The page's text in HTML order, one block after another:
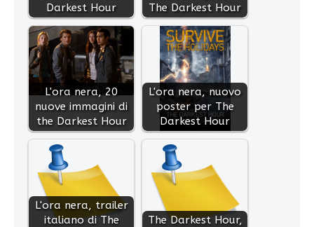
Darkest Hour
The Darkest Hour
L'ora nera, 20
nuove immagini di
the Darkest Hour
L'ora nera, nuovo
poster per The
Darkest Hour
L'ora nera, trailer
italiano di The
The Darkest Hour,